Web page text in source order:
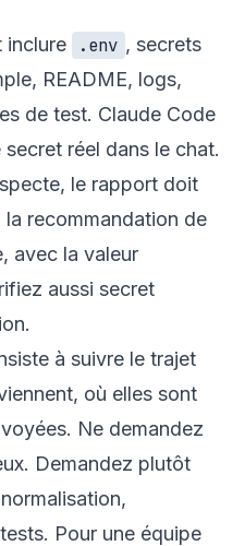
inclure
.env , secrets
README, logs,
de test. Claude Code
réel dans le chat.
le rapport doit
recommandation de
avec la valeur
aussi secret
à suivre le trajet
où elles sont
Ne demandez
Demandez plutôt
Pour une équipe